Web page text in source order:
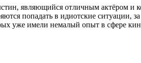
являющийся отличным актёром и
попадать в идиотские ситуации,
уже имели немалый опыт в сфере